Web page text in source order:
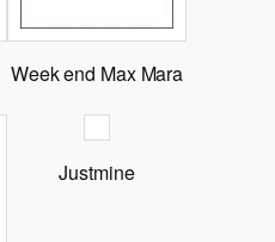
Week end Max Mara
Justmine